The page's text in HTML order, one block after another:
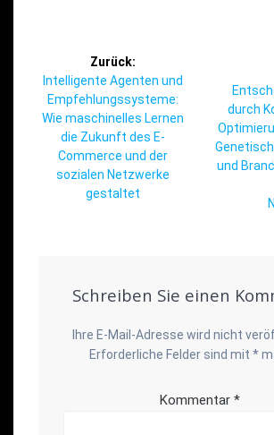
Zurück:
Vorheriger
Beitrag:
Intelligente Agenten und
Empfehlungssysteme:
Wie maschinelles Lernen
die Zukunft des E-
Commerce und der
sozialen Netzwerke
gestaltet
durch
und
Schreiben Sie einen
Ihre E-Mail-Adresse wird nicht
Erforderliche Felder sind mit *
Kommentar *